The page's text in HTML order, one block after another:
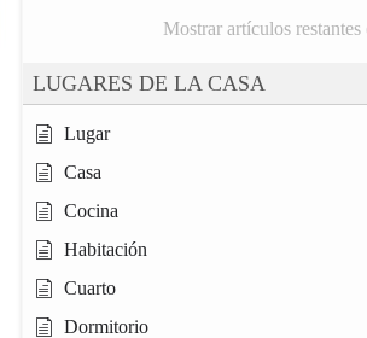
Mostrar artículos restantes
LUGARES DE LA CASA
Lugar
Casa
Cocina
Habitación
Cuarto
Dormitorio